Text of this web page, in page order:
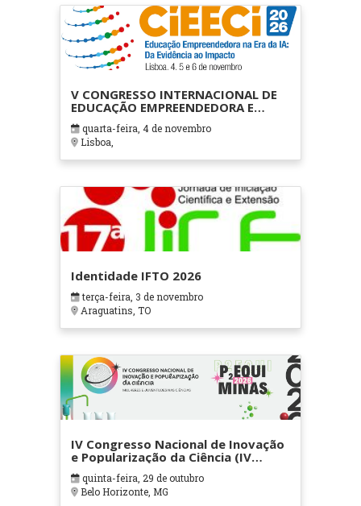
V CONGRESSO INTERNACIONAL DE
EDUCAÇÃO EMPREENDEDORA E
CIDADANIA (CiEECi 2026)
quarta-feira, 4 de novembro
Lisboa,
Identidade IFTO 2026
terça-feira, 3 de novembro
Araguatins, TO
IV Congresso Nacional de Inovação
e Popularização da Ciência (IV
CNIPC), VIII Dia Com Ciência e III
Professor Protagonista de Ensino
de Química (III P2EQUI-BH)
quinta-feira, 29 de outubro
Belo Horizonte, MG